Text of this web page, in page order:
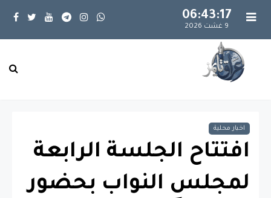
06:43:17
9 غشت 2026
اخبار محلية
افتتاح الجلسة الرابعة
لمجلس النواب بحضور